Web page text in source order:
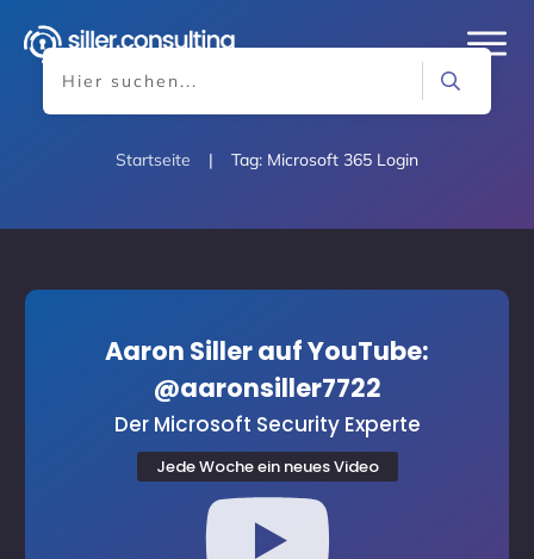
Startseite | Tag: Microsoft 365 Login
Aaron Siller auf YouTube:
@aaronsiller7722
Der Microsoft Security Experte
Jede Woche ein neues Video